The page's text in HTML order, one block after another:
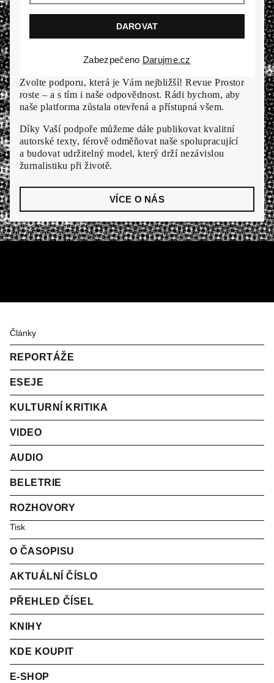
Zvolte podporu, která je Vám nejbližší! Revue Prostor
roste – a s tím i naše odpovědnost. Rádi bychom, aby
naše platforma zůstala otevřená a přístupná všem.
Díky Vaší podpoře můžeme dále publikovat kvalitní
autorské texty, férově odměňovat naše spolupracující
a budovat udržitelný model, který drží nezávislou
žurnalistiku při životě.
VÍCE O NÁS
Zabezpečeno Darujme.cz
Články
REPORTÁŽE
ESEJE
KULTURNÍ KRITIKA
VIDEO
AUDIO
BELETRIE
ROZHOVORY
Tisk
O ČASOPISU
AKTUÁLNÍ ČÍSLO
PŘEHLED ČÍSEL
KNIHY
KDE KOUPIT
E-SHOP